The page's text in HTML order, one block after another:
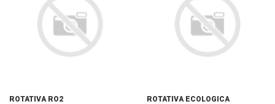
ROTATIVA RO2
ROTATIVA ECOLOGICA